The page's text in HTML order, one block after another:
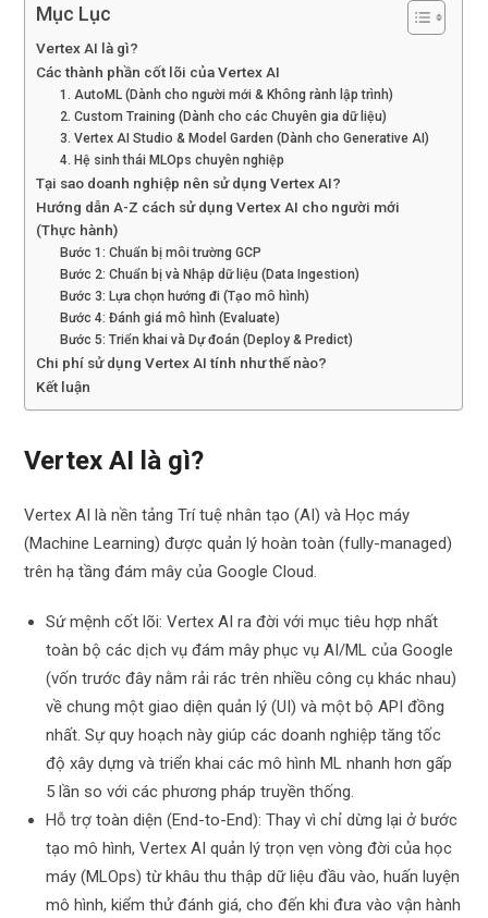
Mục Lục
Vertex AI là gì?
Các thành phần cốt lõi của Vertex AI
1. AutoML (Dành cho người mới & Không rành lập trình)
2. Custom Training (Dành cho các Chuyên gia dữ liệu)
3. Vertex AI Studio & Model Garden (Dành cho Generative AI)
4. Hệ sinh thái MLOps chuyên nghiệp
Tại sao doanh nghiệp nên sử dụng Vertex AI?
Hướng dẫn A-Z cách sử dụng Vertex AI cho người mới
(Thực hành)
Bước 1: Chuẩn bị môi trường GCP
Bước 2: Chuẩn bị và Nhập dữ liệu (Data Ingestion)
Bước 3: Lựa chọn hướng đi (Tạo mô hình)
Bước 4: Đánh giá mô hình (Evaluate)
Bước 5: Triển khai và Dự đoán (Deploy & Predict)
Chi phí sử dụng Vertex AI tính như thế nào?
Kết luận
Vertex AI là gì?
Vertex AI là nền tảng Trí tuệ nhân tạo (AI) và Học máy
(Machine Learning) được quản lý hoàn toàn (fully-managed)
trên hạ tầng đám mây của Google Cloud.
Sứ mệnh cốt lõi: Vertex AI ra đời với mục tiêu hợp nhất
toàn bộ các dịch vụ đám mây phục vụ AI/ML của Google
(vốn trước đây nằm rải rác trên nhiều công cụ khác nhau)
về chung một giao diện quản lý (UI) và một bộ API đồng
nhất. Sự quy hoạch này giúp các doanh nghiệp tăng tốc
độ xây dựng và triển khai các mô hình ML nhanh hơn gấp
5 lần so với các phương pháp truyền thống.
Hỗ trợ toàn diện (End-to-End): Thay vì chỉ dừng lại ở bước
tạo mô hình, Vertex AI quản lý trọn vẹn vòng đời của học
máy (MLOps) từ khâu thu thập dữ liệu đầu vào, huấn luyện
mô hình, kiểm thử đánh giá, cho đến khi đưa vào vận hành